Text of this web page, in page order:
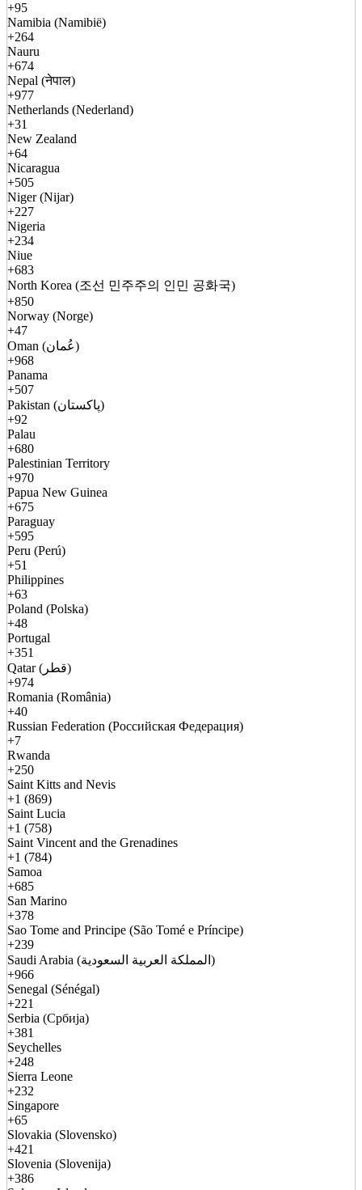
+95
Namibia (Namibië)
+264
Nauru
+674
Nepal (नेपाल)
+977
Netherlands (Nederland)
+31
New Zealand
+64
Nicaragua
+505
Niger (Nijar)
+227
Nigeria
+234
Niue
+683
North Korea (조선 민주주의 인민 공화국)
+850
Norway (Norge)
+47
Oman (عُمان)
+968
Panama
+507
Pakistan (پاکستان)
+92
Palau
+680
Palestinian Territory
+970
Papua New Guinea
+675
Paraguay
+595
Peru (Perú)
+51
Philippines
+63
Poland (Polska)
+48
Portugal
+351
Qatar (قطر)
+974
Romania (România)
+40
Russian Federation (Российская Федерация)
+7
Rwanda
+250
Saint Kitts and Nevis
+1 (869)
Saint Lucia
+1 (758)
Saint Vincent and the Grenadines
+1 (784)
Samoa
+685
San Marino
+378
Sao Tome and Principe (São Tomé e Príncipe)
+239
Saudi Arabia (المملكة العربية السعودية)
+966
Senegal (Sénégal)
+221
Serbia (Србија)
+381
Seychelles
+248
Sierra Leone
+232
Singapore
+65
Slovakia (Slovensko)
+421
Slovenia (Slovenija)
+386